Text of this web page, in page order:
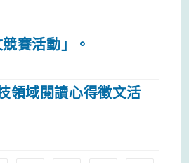
賽活動」。
領域閱讀心得徵文活